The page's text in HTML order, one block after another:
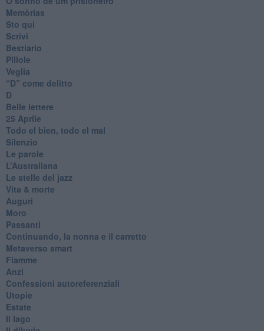
Memòrias
Sto qui
Scrivi
Bestiario
Pillole
Veglia
​“D” come delitto
D
Belle lettere
25 Aprile
Todo el bien, todo el mal
Silenzio
Le parole
​L’Australiana
Le stelle del jazz
Vita & morte
Auguri
Moro
Passanti
Continuando, la nonna e il carretto
Metaverso smart
Fiamme
Anzi
Confessioni autoreferenziali
Utopie
Estate
Il lago